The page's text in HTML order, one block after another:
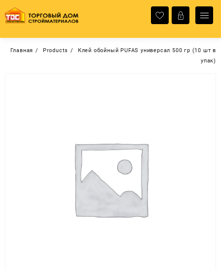
содержимому
Главная Products
Клей обойный PUFAS универсал 500 гр (10 шт в
упак)